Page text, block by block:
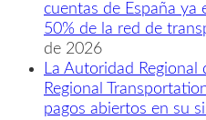
cuentas de España ya
50% de la red de
de 2026
La Autoridad Regional
Regional
pagos abiertos en su